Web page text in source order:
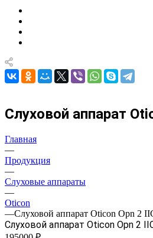
Слуховой аппарат
Главная
—
Продукция
—
Слуховые аппараты
—
Oticon
—Слуховой аппарат Oticon Opn 2
Слуховой аппарат Oticon Opn 2